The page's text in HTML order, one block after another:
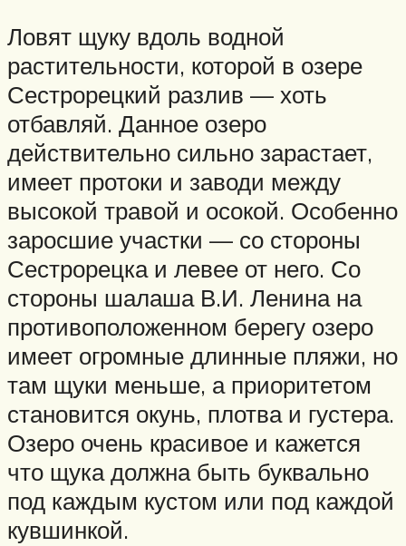
Ловят щуку вдоль водной
растительности, которой в озере
Сестрорецкий разлив — хоть
отбавляй. Данное озеро
действительно сильно зарастает,
имеет протоки и заводи между
высокой травой и осокой. Особенно
заросшие участки — со стороны
Сестрорецка и левее от него. Со
стороны шалаша В.И. Ленина на
противоположенном берегу озеро
имеет огромные длинные пляжи, но
там щуки меньше, а приоритетом
становится окунь, плотва и густера.
Озеро очень красивое и кажется
что щука должна быть буквально
под каждым кустом или под каждой
кувшинкой.